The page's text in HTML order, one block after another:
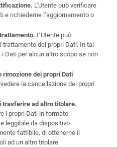
L’Utente può verificare
e richiederne l’aggiornamento o
L’Utente può
trattamento dei propri Dati. In tal
Dati per alcun altro scopo se non
rimozione dei propri Dati
la cancellazione dei propri
trasferire ad altro titolare.
i propri Dati in formato
leggibile da dispositivo
fattibile, di ottenerne il
ad un altro titolare.